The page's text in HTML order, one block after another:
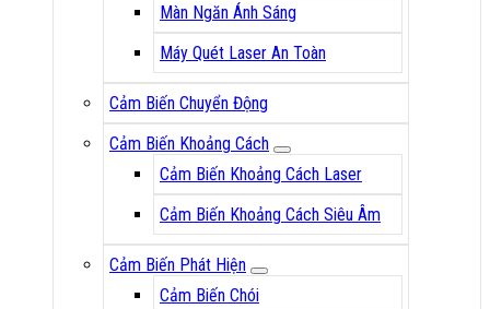
Màn Ngăn Ánh Sáng
Máy Quét Laser An Toàn
Cảm Biến Chuyển Động
Cảm Biến Khoảng Cách
Cảm Biến Khoảng Cách Laser
Cảm Biến Khoảng Cách Siêu Âm
Cảm Biến Phát Hiện
Cảm Biến Chói